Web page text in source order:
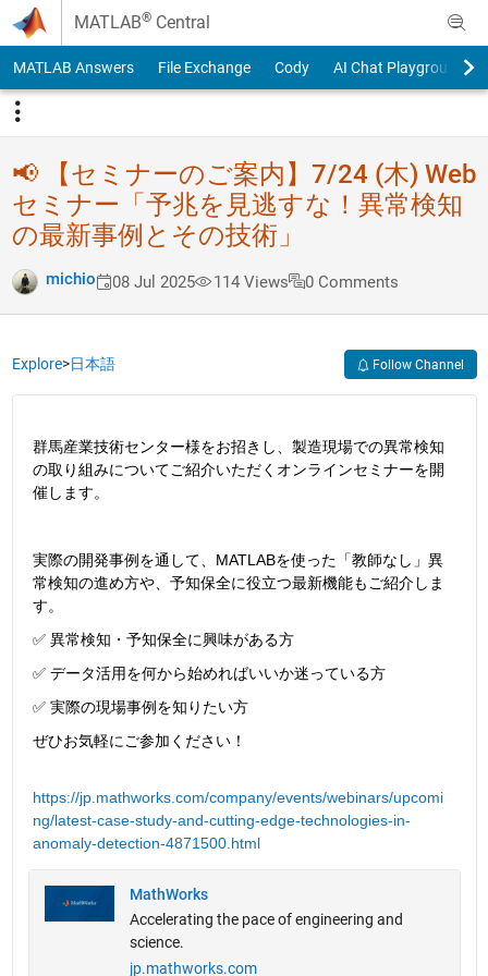
Skip to content
MATLAB® Central
MATLAB Answers File Exchange Cody AI Chat Playground
📢 【セミナーのご案内】7/24 (木) Web
セミナー「予兆​を見逃すな！異常検知​
の最新事例とその技術​」
michio 08 Jul 2025 114 Views 0 Comments
Explore>日本語 Follow Channel
群馬産業技術センター様をお招きし、製造現場での異常検知
の取り組みについてご紹介いただくオンラインセミナーを開
催します。
実際の開発事例を通して、MATLABを使った「教師なし」異
常検知の進め方や、予知保全に役立つ最新機能もご紹介しま
す。
✅ 異常検知・予知保全に興味がある方
✅ データ活用を何から始めればいいか迷っている方
✅ 実際の現場事例を知りたい方
ぜひお気軽にご参加ください！
https://jp.mathworks.com/company/events/webinars/upcomi
ng/latest-case-study-and-cutting-edge-technologies-in-
anomaly-detection-4871500.html
MathWorks
Accelerating the pace of engineering and
science.
jp.mathworks.com